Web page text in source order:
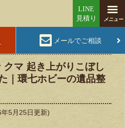
メールでご相談
マ 起き上がりこぼし
｜環七ホビーの遺品整
5月25日更新)